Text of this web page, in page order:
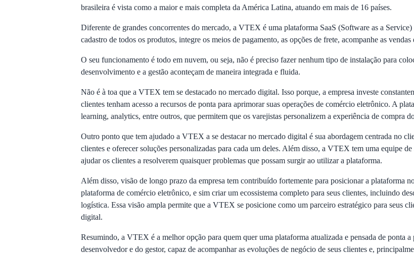
brasileira é vista como a maior e mais completa da América Latina, atuando em mais de 16 países.
Diferente de grandes concorrentes do mercado, a VTEX é uma plataforma SaaS (Software as a
cadastro de todos os produtos, integre os meios de pagamento, as opções de frete, acompanhe as
O seu funcionamento é todo em nuvem, ou seja, não é preciso fazer nenhum tipo de instalação para
desenvolvimento e a gestão aconteçam de maneira integrada e fluida.
Não é à toa que a VTEX tem se destacado no mercado digital. Isso porque, a empresa investe
clientes tenham acesso a recursos de ponta para aprimorar suas operações de comércio eletrônico. A
learning, analytics, entre outros, que permitem que os varejistas personalizem a experiência de compra
Outro ponto que tem ajudado a VTEX a se destacar no mercado digital é sua abordagem centrada no
clientes e oferecer soluções personalizadas para cada um deles. Além disso, a VTEX tem uma equipe
ajudar os clientes a resolverem quaisquer problemas que possam surgir ao utilizar a plataforma.
Além disso, visão de longo prazo da empresa tem contribuído fortemente para posicionar a plataforma
plataforma de comércio eletrônico, e sim criar um ecossistema completo para seus clientes, incluindo
logística. Essa visão ampla permite que a VTEX se posicione como um parceiro estratégico para seus
digital.
Resumindo, a VTEX é a melhor opção para quem quer uma plataforma atualizada e pensada de ponta
desenvolvedor e do gestor, capaz de acompanhar as evoluções de negócio de seus clientes e,